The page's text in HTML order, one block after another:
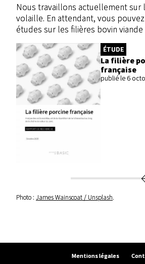
Nous travaillons actuellement sur
volaille. En attendant, vous
études sur les filières bovin
ÉTUDE
La filière
française
publié le 6
Photo : James Wainscoat / Unsplash.
Mentions légales